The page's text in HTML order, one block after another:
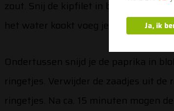
zout. Snij de kipfilet in blokjes van
het water kookt voeg je de kip toe.
Ondertussen snijd je de paprika in
ringetjes. Verwijder de zaadjes uit de
ringetjes. Na ca. 15 minuten mogen
Ja, ik